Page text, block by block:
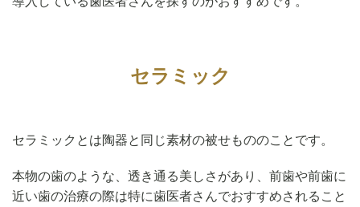
セラミック
セラミックとは陶器と同じ素材の被せもののことです。
本物の歯のような、透き通る美しさがあり、前歯や前歯に
近い歯の治療の際は特に歯医者さんでおすすめされること